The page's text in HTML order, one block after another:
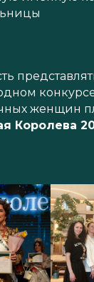
женщин
Королева